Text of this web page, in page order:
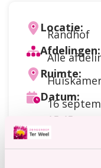
Locatie:
Randhof
Afdelingen:
Alle
Ruimte:
Datum:
16
15:45 uur
Doelgroep: